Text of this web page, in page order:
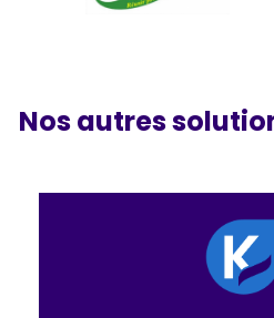
Nos autres